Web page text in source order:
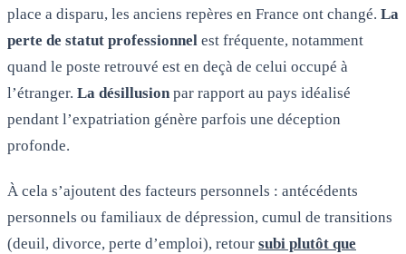
place a disparu, les anciens repères en France ont changé. La
perte de statut professionnel est fréquente, notamment
quand le poste retrouvé est en deçà de celui occupé à
l’étranger. La désillusionpar rapport au pays idéalisé
pendant l’expatriation génère parfois une déception
profonde.
À cela s’ajoutent des facteurs personnels : antécédents
personnels ou familiaux de dépression, cumul de transitions
(deuil, divorce, perte d’emploi), retour subi plutôt que